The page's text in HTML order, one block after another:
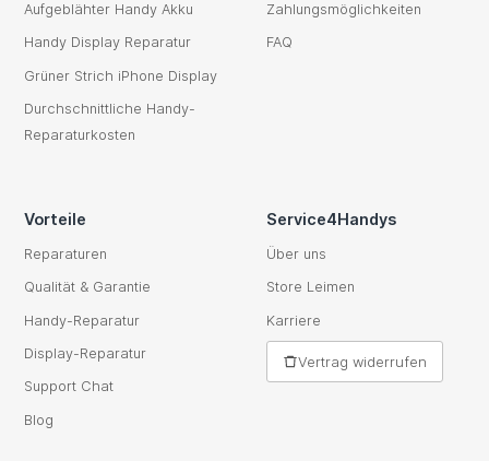
Aufgeblähter Handy Akku
Handy Display Reparatur
Grüner Strich iPhone Display
Durchschnittliche Handy-
Reparaturkosten
Zahlungsmöglichkeiten
FAQ
Vorteile
Reparaturen
Qualität & Garantie
Handy-Reparatur
Display-Reparatur
Support Chat
Blog
Service4Handys
Über uns
Store Leimen
Karriere
Vertrag widerrufen